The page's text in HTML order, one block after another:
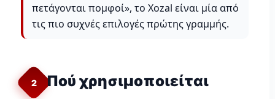
πετάγονται πομφοί», το Xozal είναι μία από
τις πιο συχνές επιλογές πρώτης γραμμής.
2 Πού χρησιμοποιείται